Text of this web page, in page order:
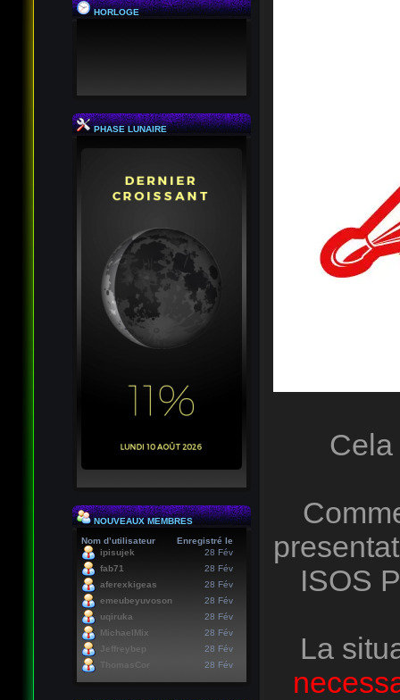
HORLOGE
PHASE LUNAIRE
NOUVEAUX MEMBRES
Nom d’utilisateur
Enregistré le
ipisujek
28 Fév
fab71
28 Fév
aferexkigeas
28 Fév
emeubeyuvoson
28 Fév
uqiruka
28 Fév
MichaelMix
28 Fév
Jeffreybep
28 Fév
28 Fév
Cela
ISOS
La